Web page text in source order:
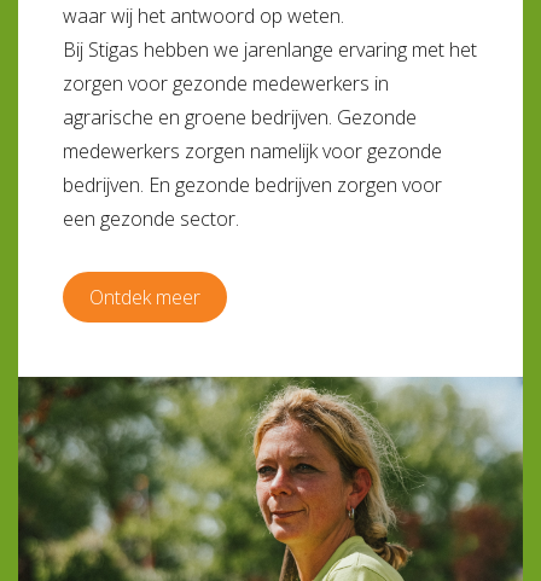
waar wij het antwoord op weten.
Bij Stigas hebben we jarenlange ervaring met het
zorgen voor gezonde medewerkers in
agrarische en groene bedrijven. Gezonde
medewerkers zorgen namelijk voor gezonde
bedrijven. En gezonde bedrijven zorgen voor
een gezonde sector.
Ontdek meer